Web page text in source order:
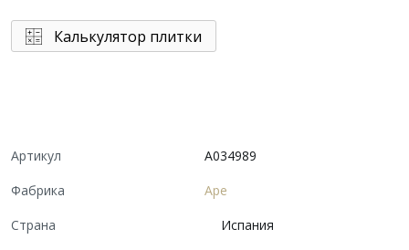
Калькулятор плитки
Артикул
A034989
Фабрика
Ape
Страна
Испания